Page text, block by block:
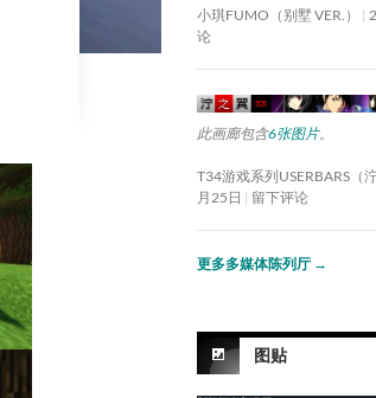
小琪FUMO（别墅 VER.）
论
此画廊包含6张图片。
T34游戏系列USERBARS（
月25日
留下评论
更多多媒体陈列厅 →
图贴